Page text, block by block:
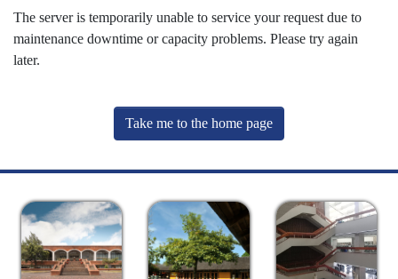
The server is temporarily unable to service your request due to
maintenance downtime or capacity problems. Please try again
later.
Take me to the home page